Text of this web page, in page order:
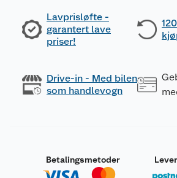
Lavprisløfte -
garantert lave
priser!
Drive-in - Med bilen
som handlevogn
Betalingsmetoder